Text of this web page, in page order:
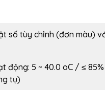
số tùy chỉnh (đơn màu)
động: 5 ~ 40.0 oC / ≤
tụ)